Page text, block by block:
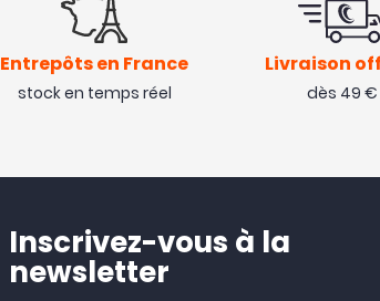
Entrepôts en France
stock en temps réel
Livraison
dès 49 €
Inscrivez-vous à la
newsletter